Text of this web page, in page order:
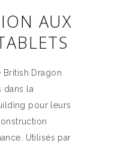
AUX
British Dragon
dans la
pour leurs
Utilisés par